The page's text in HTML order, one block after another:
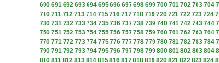
690 691 692 693 694 695 696 697 698 699 700 701 702 703 704
710 711 712 713 714 715 716 717 718 719 720 721 722 723 724
730 731 732 733 734 735 736 737 738 739 740 741 742 743 744
750 751 752 753 754 755 756 757 758 759 760 761 762 763 764
770 771 772 773 774 775 776 777 778 779 780 781 782 783 784
790 791 792 793 794 795 796 797 798 799 800 801 802 803 804
810 811 812 813 814 815 816 817 818 819 820 821 822 823 824